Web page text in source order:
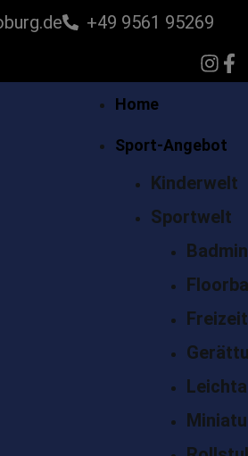
+49 9561 95269
Home
Sport-Angebot
Kinderwelt
Sportwelt
öffnen